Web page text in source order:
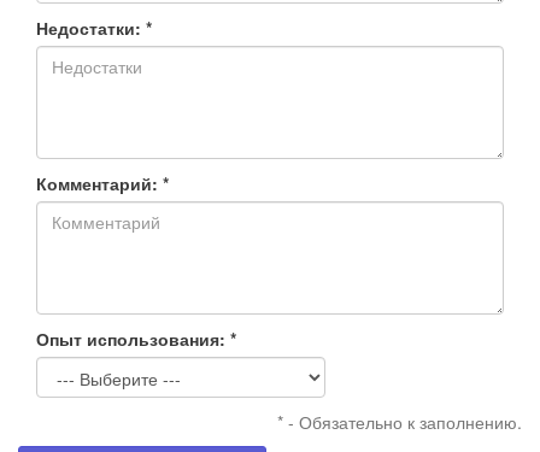
Недостатки: *
Комментарий: *
Опыт использования: *
* - Обязательно к заполнению.